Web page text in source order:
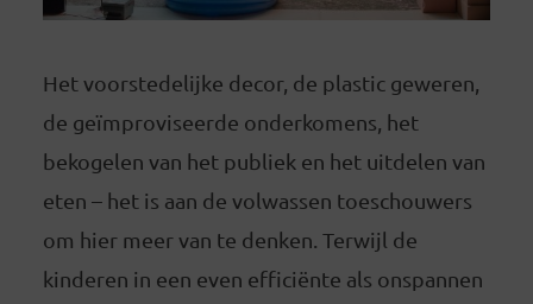
Het voorstedelijke decor, de plastic geweren,
de geïmproviseerde onderkomens, het
bekogelen van het publiek en het uitdelen van
eten – het is aan de volwassen toeschouwers
om hier meer van te denken. Terwijl de
kinderen in een even efficiënte als onspannen